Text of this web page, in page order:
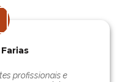
profissionais e